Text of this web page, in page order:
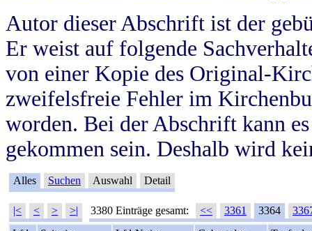
Autor dieser Abschrift ist der
Er weist auf folgende
von einer Kopie des Original-
zweifelsfreie Fehler im
worden. Bei der Abschrift kann
gekommen sein. Deshalb wird
Alles Suchen Auswahl Detail
|< < > >| 3380 Einträge gesamt: << 3361 3364